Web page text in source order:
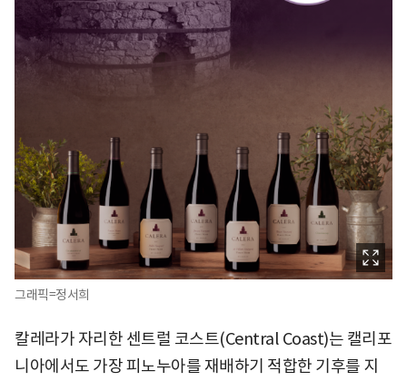
그래픽=정서희
칼레라가 자리한 센트럴 코스트(Central Coast)는 캘리포
니아에서도 가장 피노누아를 재배하기 적합한 기후를 지